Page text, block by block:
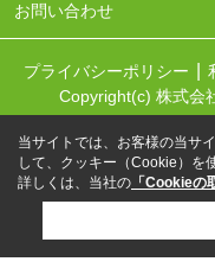
お問い合わせ
プライバシーポリシー
Copyright(c) 株式会
当サイトでは、お客様の当サ
して、クッキー（Cookie）を
詳しくは、当社の 「Cookieの